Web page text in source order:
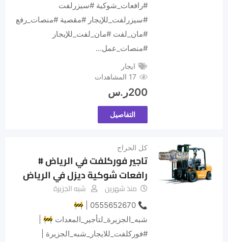
#رافعات_شوكية #سيزرلفت
#سيزرلفت_للإيجار #مقصية #منصات_رفع
#مان_لفت #مان_لفت_للإيجار
#منصات_عمل…
ايجار
17 المشاهدات
200ر.س
التفاصيل
كل الحراج
تاجير فوركلفت في الرياض #
رافعات شوكية ديزل في الرياض
منذ شهرين شبه الجزيرة
📞 0555652670 | 🚧
شبه_الجزيرة_لتأجير_المعدات 🚧 |
#فوركلفت_للايجار_شبه_الجزيرة |